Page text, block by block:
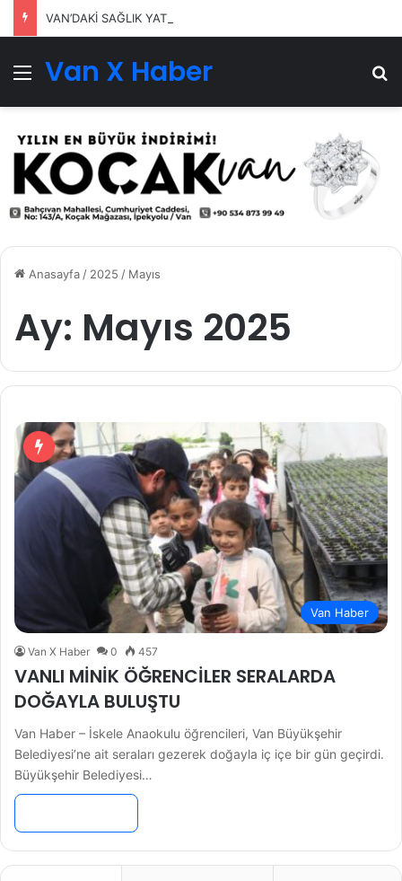
VAN’DAKİ SAĞLIK YATIRIMLARI SÜRÜYOR
Menü
Van X Haber
Anasayfa/ 2025 / Mayıs
Ay: Mayıs 2025
Van Haber
Van X Haber 0 457
VANLI MİNİK ÖĞRENCİLER SERALARDA
DOĞAYLA BULUŞTU
Van Haber – İskele Anaokulu öğrencileri, Van Büyükşehir
Belediyesi’ne ait seraları gezerek doğayla iç içe bir gün geçirdi.
Büyükşehir Belediyesi…